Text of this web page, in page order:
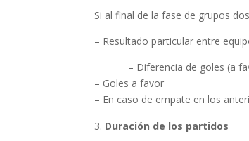
Si al final de la fase de grupos
– Resultado particular entre
– Diferencia de goles (a
– Goles a favor
– En caso de empate en los
Duración de los partidos